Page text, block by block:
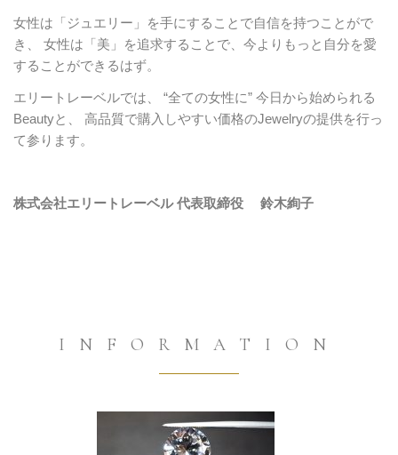
女性は「ジュエリー」を手にすることで自信を持つことがで
き、
女性は「美」を追求することで、今よりもっと自分を愛
することができるはず。
エリートレーベルでは、
“全ての女性に” 今日から始められる
Beautyと、
高品質で購入しやすい価格のJewelryの提供を行っ
て参ります。
株式会社エリートレーベル 代表取締役 鈴木絢子
INFORMATION